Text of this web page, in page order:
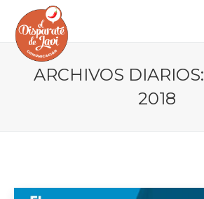
ARCHIVOS DIARIOS:
2018